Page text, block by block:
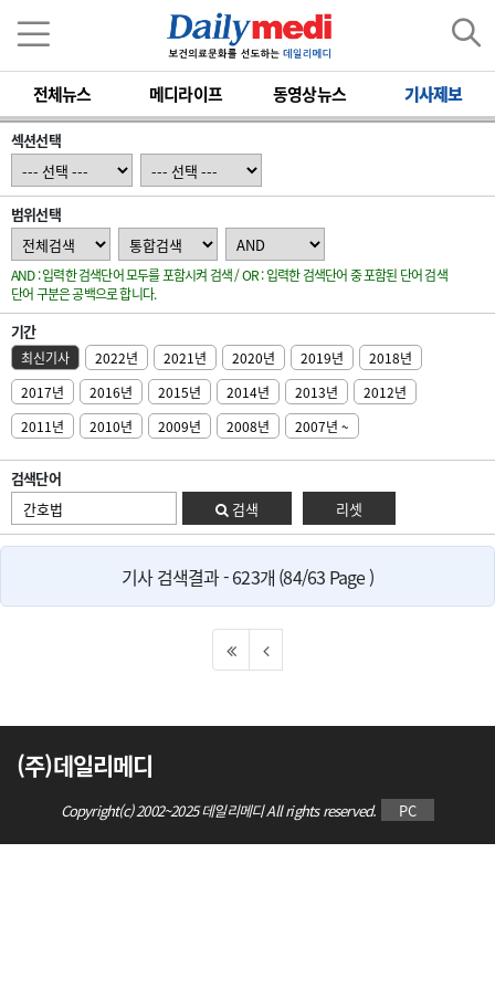
전체뉴스 메디라이프 동영상뉴스 기사제보
섹션선택
범위선택
AND : 입력한 검색단어 모두를 포함시켜 검색 / OR : 입력한 검색단어 중 포함된 단어 검색
단어 구분은 공백으로 합니다.
기간
최신기사 2022년 2021년 2020년 2019년
2018년
2017년
2016년 2015년 2014년 2013년
2012년
2011년
2010년 2009년 2008년 2007년 ~
검색단어
검색
리셋
기사 검색결과 - 623개 (84/63 Page )
(주)데일리메디
Copyright(c) 2002~2025 데일리메디 All rights reserved. PC